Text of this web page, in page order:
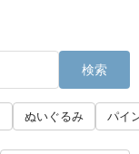
検索
ぬいぐるみ パイ